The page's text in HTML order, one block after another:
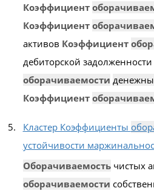
Коэффициент
Коэффициент
активов Коэффициент
дебиторской задолженности
оборачиваемости
Коэффициент
Кластер Коэффициенты
устойчивости
Оборачиваемостьчистых
оборачиваемости